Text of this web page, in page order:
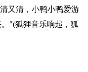
清，小鸭小鸭爱游
"(狐狸音乐响起，狐